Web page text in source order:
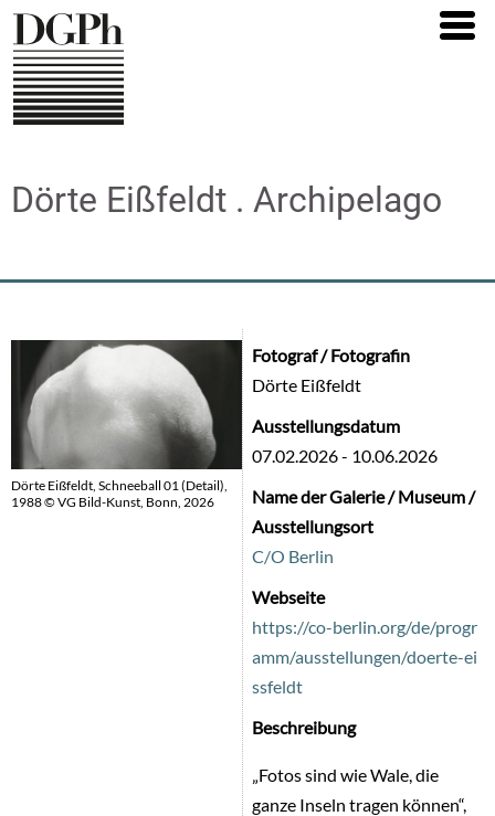
Direkt
zum
Inhalt
Dörte Eißfeldt . Archipelago
Dörte Eißfeldt, Schneeball 01 (Detail),
1988 © VG Bild-Kunst, Bonn, 2026
Fotograf / Fotografin
Dörte Eißfeldt
Ausstellungsdatum
07.02.2026- 10.06.2026
Name der Galerie / Museum /
Ausstellungsort
C/O Berlin
Webseite
https://co-berlin.org/de/progr
amm/ausstellungen/doerte-ei
ssfeldt
Beschreibung
„Fotos sind wie Wale, die
ganze Inseln tragen können“,